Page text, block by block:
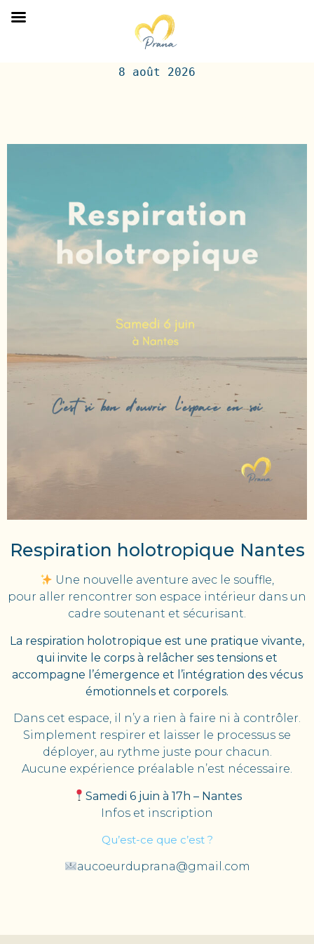
8 août 2026
Respiration holotropique Nantes
Une nouvelle aventure avec le souffle,
pour aller rencontrer son espace intérieur dans un
cadre soutenant et sécurisant.
La respiration holotropique est une pratique vivante,
qui invite le corps à relâcher ses tensions et
accompagne l’émergence et l’intégration des vécus
émotionnels et corporels.
Dans cet espace, il n’y a rien à faire ni à contrôler.
Simplement respirer et laisser le processus se
déployer, au rythme juste pour chacun.
Aucune expérience préalable n’est nécessaire.
Samedi 6 juin à 17h – Nantes
Infos et inscription
Qu’est-ce que c’est ?
aucoeurduprana@gmail.com